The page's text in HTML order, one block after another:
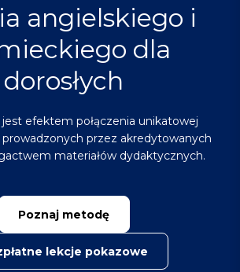
angielskiego i
dla
dorosłych
efektem połączenia unikatowej
przez akredytowanych
materiałów dydaktycznych.
Poznaj metodę
lekcje pokazowe